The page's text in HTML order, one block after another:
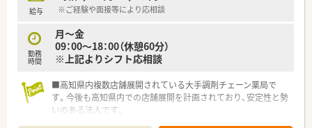
給与 ※ご経験や面接等により応相談
勤務
時間
月～金
09：00～18：00（休憩60分）
※上記よりシフト応相談
■高知県内複数店舗展開されている大手調剤チェーン薬局で
す。今後も高知県内での店舗展開を計画されており、安定性と勢
いのある法人です。